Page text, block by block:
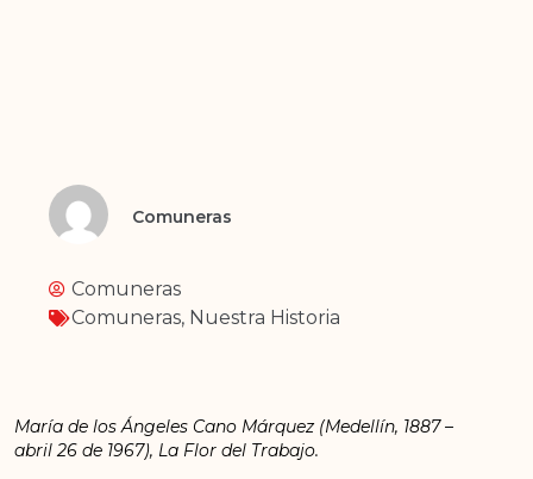
Comuneras
Comuneras
Comuneras, Nuestra Historia
María de los Ángeles Cano Márquez (Medellín, 1887 –
abril 26 de 1967), La Flor del Trabajo.